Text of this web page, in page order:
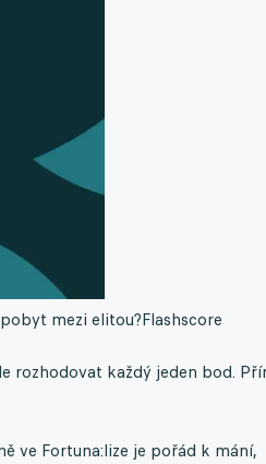
mezi elitou?Flashscore
rozhodovat každý jeden bod.
ve Fortuna:lize je pořád k mání,